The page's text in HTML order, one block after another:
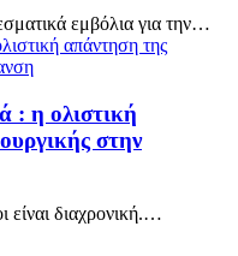
εμβόλια για την…
: η ολιστική
στην
είναι διαχρονική.…